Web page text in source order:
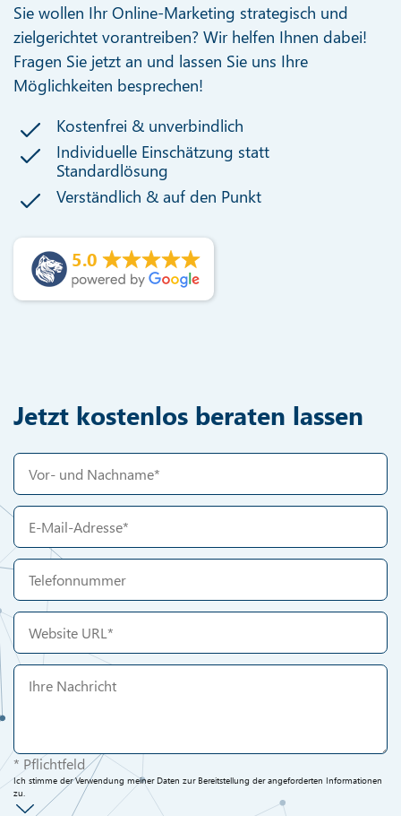
Sie wollen Ihr Online-Marketing strategisch und
zielgerichtet vorantreiben? Wir helfen Ihnen dabei!
Fragen Sie jetzt an und lassen Sie uns Ihre
Möglichkeiten besprechen!
Kostenfrei & unverbindlich
Individuelle Einschätzung statt
Standardlösung
Verständlich & auf den Punkt
5.0
Jetzt kostenlos beraten lassen
* Pflichtfeld
Ich stimme der Verwendung meiner Daten zur Bereitstellung der angeforderten Informationen
zu.